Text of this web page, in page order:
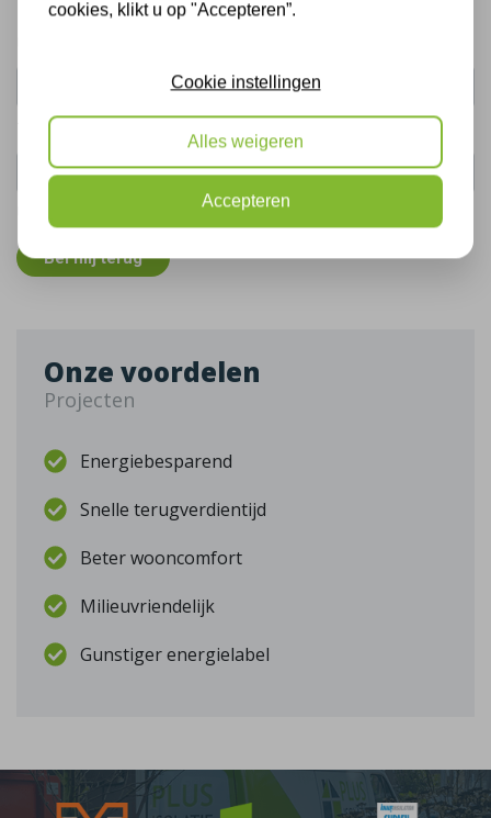
Telefoonnummer:
De gegevens die u hier verstrekt vallen onder ons
Bel mij terug
Onze voordelen
Projecten
Energiebesparend
Snelle terugverdientijd
Beter wooncomfort
Milieuvriendelijk
Gunstiger energielabel
cookies, klikt u op "Accepteren”.
Cookie instellingen
Alles weigeren
Accepteren